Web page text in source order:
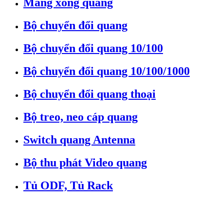
Măng xông quang
Bộ chuyển đổi quang
Bộ chuyển đổi quang 10/100
Bộ chuyển đổi quang 10/100/1000
Bộ chuyển đổi quang thoại
Bộ treo, neo cáp quang
Switch quang Antenna
Bộ thu phát Video quang
Tủ ODF, Tủ Rack